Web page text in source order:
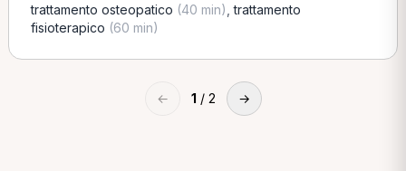
trattamento osteopatico (40 min) ,trattamento
fisioterapico (60 min)
← 1 / 2 →